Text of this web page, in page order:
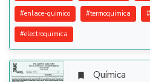
#enlace-quimico #termoquimica #
#electroquimica
 Química